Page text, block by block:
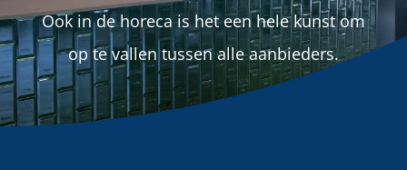
Ook in de horeca is het een hele kunst om
op te vallen tussen alle aanbieders.